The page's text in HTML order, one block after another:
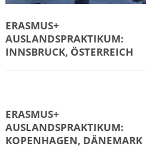
ERASMUS+
AUSLANDSPRAKTIKUM:
INNSBRUCK, ÖSTERREICH